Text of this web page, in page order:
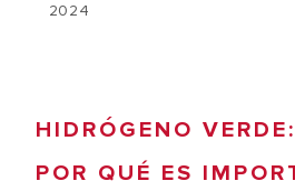
2024
HIDRÓGENO
POR QUÉ ES